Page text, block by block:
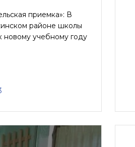
приемка»: В
районе школы
новому учебному году